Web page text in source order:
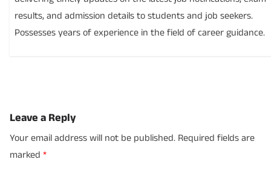
results, and admission details to students and job seekers.
Possesses years of experience in the field of career guidance.
Leave a Reply
Your email address will not be published. Required fields are
marked *